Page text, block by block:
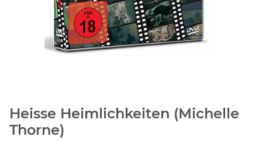
Heisse Heimlichkeiten (Michelle
Thorne)